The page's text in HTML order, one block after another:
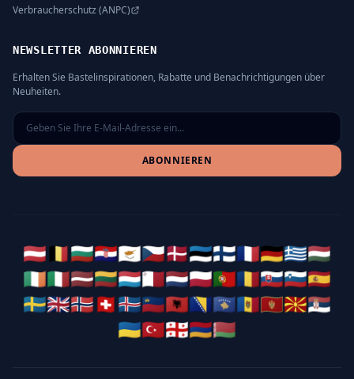
Verbraucherschutz (ANPC)
NEWSLETTER ABONNIEREN
Erhalten Sie Bastelinspirationen, Rabatte und Benachrichtigungen über
Neuheiten.
ABONNIEREN
🇦🇹🇧🇪🇧🇬🇭🇷🇨🇾🇨🇿🇩🇰🇪🇪🇫🇮🇫🇷🇩🇪🇬🇷🇭🇺
🇮🇪🇮🇹🇱🇻🇱🇹🇱🇺🇲🇹🇳🇱🇵🇱🇵🇹🇷🇴🇸🇰🇸🇮🇪🇸
🇸🇪🇬🇧🇳🇴🇨🇭🇮🇸🇱🇮🇦🇱🇧🇦🇽🇰🇲🇩🇲🇪🇲🇰🇷🇸
🇺🇦🇹🇷🇬🇪🇦🇲🇧🇾